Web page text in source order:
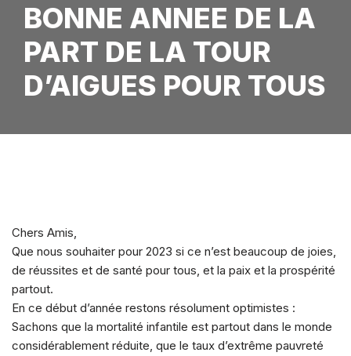
BONNE ANNEE DE LA
PART DE LA TOUR
D’AIGUES POUR TOUS
Chers Amis,
Que nous souhaiter pour 2023 si ce n’est beaucoup de joies,
de réussites et de santé pour tous, et la paix et la prospérité
partout.
En ce début d’année restons résolument optimistes :
Sachons que la mortalité infantile est partout dans le monde
considérablement réduite, que le taux d’extrême pauvreté